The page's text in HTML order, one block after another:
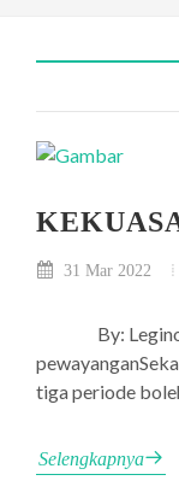
31 Mar 2022
By: Legino.
tiga periode
Selengkapnya